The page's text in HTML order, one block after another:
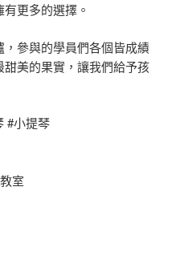
更多的選擇。
參與的學員們各個皆成績
美的果實，讓我們給予孩
#小提琴
室